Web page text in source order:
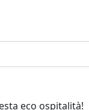
eco ospitalità!